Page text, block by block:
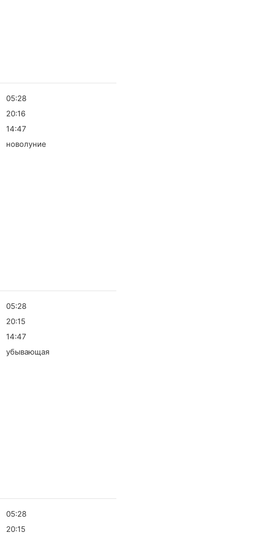
05:28
20:16
14:47
новолуние
05:28
20:15
14:47
убывающая
05:28
20:15